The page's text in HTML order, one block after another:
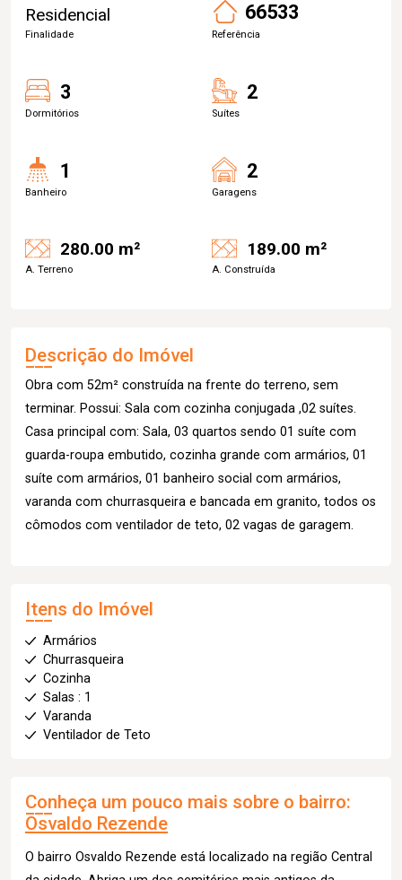
Residencial
Finalidade
66533
Referência
3
Dormitórios
2
Suítes
1
Banheiro
2
Garagens
280.00 m²
A. Terreno
189.00 m²
A. Construída
Descrição do Imóvel
Obra com 52m² construída na frente do terreno, sem
terminar. Possui: Sala com cozinha conjugada ,02 suítes.
Casa principal com: Sala, 03 quartos sendo 01 suíte com
guarda-roupa embutido, cozinha grande com armários, 01
suíte com armários, 01 banheiro social com armários,
varanda com churrasqueira e bancada em granito, todos os
cômodos com ventilador de teto, 02 vagas de garagem.
Itens do Imóvel
Armários
Churrasqueira
Cozinha
Salas : 1
Varanda
Ventilador de Teto
Conheça um pouco mais sobre o bairro:
Osvaldo Rezende
O bairro Osvaldo Rezende está localizado na região Central